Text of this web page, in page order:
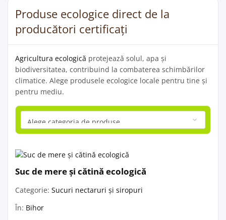
Produse ecologice direct de la
producători certificați
Agricultura ecologică protejează solul, apa și
biodiversitatea, contribuind la combaterea schimbărilor
climatice. Alege produsele ecologice locale pentru tine și
pentru mediu.
Suc de mere și cătină ecologică
Categorie: Sucuri nectaruri și siropuri
În: Bihor